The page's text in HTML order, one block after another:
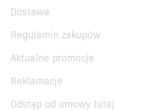
Dostawa
Regulamin zakupów
Aktualne promocje
Reklamacje
Odstąp od umowy tutaj